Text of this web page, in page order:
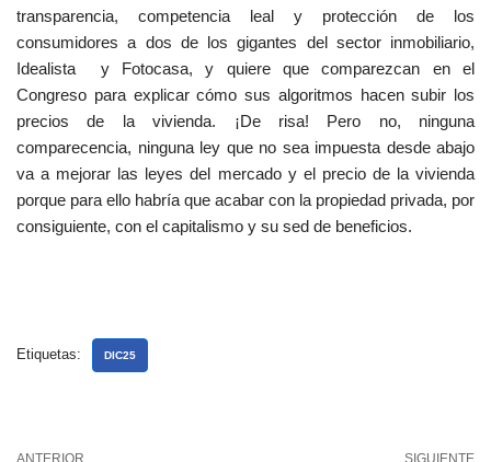
transparencia, competencia leal y protección de los
consumidores a dos de los gigantes del sector inmobiliario,
Idealista y Fotocasa, y quiere que comparezcan en el
Congreso para explicar cómo sus algoritmos hacen subir los
precios de la vivienda. ¡De risa! Pero no, ninguna
comparecencia, ninguna ley que no sea impuesta desde abajo
va a mejorar las leyes del mercado y el precio de la vivienda
porque para ello habría que acabar con la propiedad privada, por
consiguiente, con el capitalismo y su sed de beneficios.
Etiquetas: DIC25
ANTERIOR SIGUIENTE